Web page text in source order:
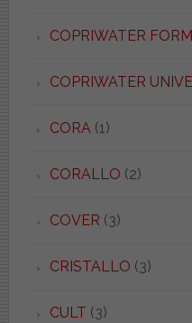
COPRIWATER
COPRIWATER
CORA (1)
CORALLO (2)
COVER (3)
CRISTALLO (3)
CULT (3)